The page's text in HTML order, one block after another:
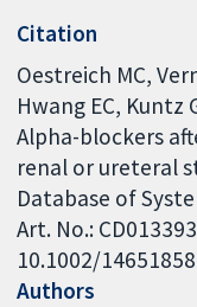
Citation
Oestreich MC,
Hwang EC, Kuntz
Alpha-blockers
renal or ureteral
Database of
Art. No.:
10.1002/
Authors